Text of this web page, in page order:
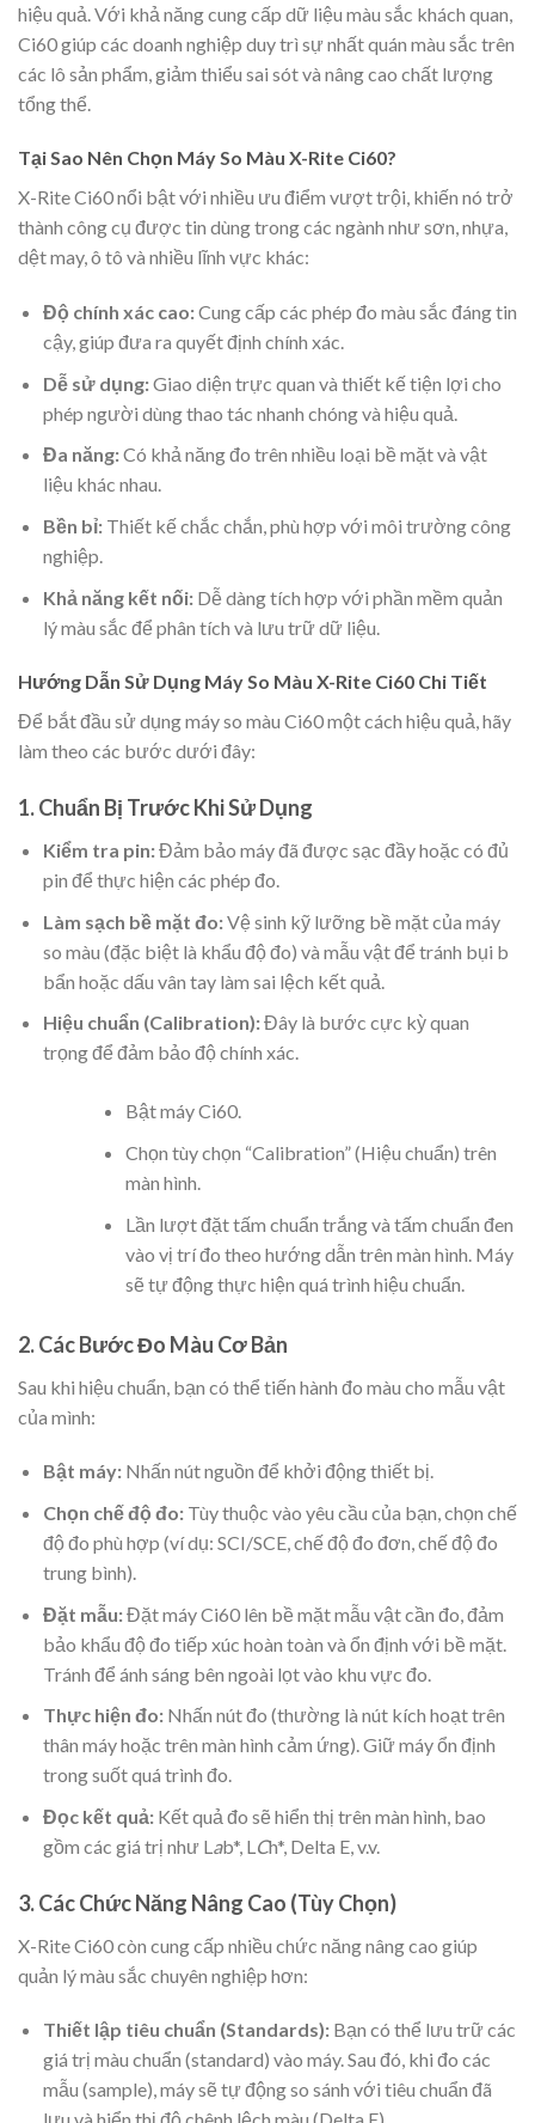
hiệu quả. Với khả năng cung cấp dữ liệu màu sắc khách quan,
Ci60 giúp các doanh nghiệp duy trì sự nhất quán màu sắc trên
các lô sản phẩm, giảm thiểu sai sót và nâng cao chất lượng
tổng thể.
Tại Sao Nên Chọn Máy So Màu X-Rite Ci60?
X-Rite Ci60 nổi bật với nhiều ưu điểm vượt trội, khiến nó trở
thành công cụ được tin dùng trong các ngành như sơn, nhựa,
dệt may, ô tô và nhiều lĩnh vực khác:
Độ chính xác cao:Cung cấp các phép đo màu sắc đáng tin
cậy, giúp đưa ra quyết định chính xác.
Dễ sử dụng:Giao diện trực quan và thiết kế tiện lợi cho
phép người dùng thao tác nhanh chóng và hiệu quả.
Đa năng:Có khả năng đo trên nhiều loại bề mặt và vật
liệu khác nhau.
Bền bỉ:Thiết kế chắc chắn, phù hợp với môi trường công
nghiệp.
Khả năng kết nối:Dễ dàng tích hợp với phần mềm quản
lý màu sắc để phân tích và lưu trữ dữ liệu.
Hướng Dẫn Sử Dụng Máy So Màu X-Rite Ci60 Chi Tiết
Để bắt đầu sử dụng máy so màu Ci60 một cách hiệu quả, hãy
làm theo các bước dưới đây:
1. Chuẩn Bị Trước Khi Sử Dụng
Kiểm tra pin:Đảm bảo máy đã được sạc đầy hoặc có đủ
pin để thực hiện các phép đo.
Làm sạch bề mặt đo:Vệ sinh kỹ lưỡng bề mặt của máy
so màu (đặc biệt là khẩu độ đo) và mẫu vật để tránh bụi b
bẩn hoặc dấu vân tay làm sai lệch kết quả.
Hiệu chuẩn (Calibration):Đây là bước cực kỳ quan
trọng để đảm bảo độ chính xác.
Bật máy Ci60.
Chọn tùy chọn “Calibration” (Hiệu chuẩn) trên
màn hình.
Lần lượt đặt tấm chuẩn trắng và tấm chuẩn đen
vào vị trí đo theo hướng dẫn trên màn hình. Máy
sẽ tự động thực hiện quá trình hiệu chuẩn.
2. Các Bước Đo Màu Cơ Bản
Sau khi hiệu chuẩn, bạn có thể tiến hành đo màu cho mẫu vật
của mình:
Bật máy:Nhấn nút nguồn để khởi động thiết bị.
Chọn chế độ đo:Tùy thuộc vào yêu cầu của bạn, chọn chế
độ đo phù hợp (ví dụ: SCI/SCE, chế độ đo đơn, chế độ đo
trung bình).
Đặt mẫu:Đặt máy Ci60 lên bề mặt mẫu vật cần đo, đảm
bảo khẩu độ đo tiếp xúc hoàn toàn và ổn định với bề mặt.
Tránh để ánh sáng bên ngoài lọt vào khu vực đo.
Thực hiện đo:Nhấn nút đo (thường là nút kích hoạt trên
thân máy hoặc trên màn hình cảm ứng). Giữ máy ổn định
trong suốt quá trình đo.
Đọc kết quả:Kết quả đo sẽ hiển thị trên màn hình, bao
gồm các giá trị như L ab*, L Ch*, Delta E, v.v.
3. Các Chức Năng Nâng Cao (Tùy Chọn)
X-Rite Ci60 còn cung cấp nhiều chức năng nâng cao giúp
quản lý màu sắc chuyên nghiệp hơn:
Thiết lập tiêu chuẩn (Standards):Bạn có thể lưu trữ các
giá trị màu chuẩn (standard) vào máy. Sau đó, khi đo các
mẫu (sample), máy sẽ tự động so sánh với tiêu chuẩn đã